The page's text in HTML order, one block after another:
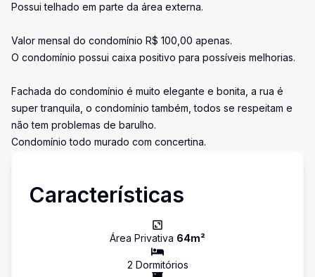
Possui telhado em parte da área externa.
Valor mensal do condomínio R$ 100,00 apenas.
O condomínio possui caixa positivo para possíveis melhorias.
Fachada do condomínio é muito elegante e bonita, a rua é
super tranquila, o condomínio também, todos se respeitam e
não tem problemas de barulho.
Condomínio todo murado com concertina.
Características
Área Privativa 64m²
2 Dormitórios